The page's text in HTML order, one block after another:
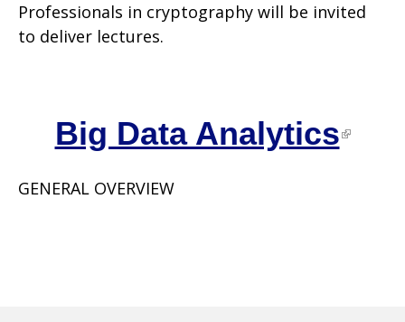
Professionals in cryptography will be invited
to deliver lectures.
Big Data Analytics
GENERAL OVERVIEW